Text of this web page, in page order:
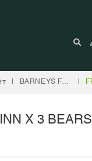
BARNEYS FARM
X 3 BEARS